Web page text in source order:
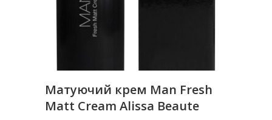
Матуючий крем Man Fresh
Matt Cream Alissa Beaute